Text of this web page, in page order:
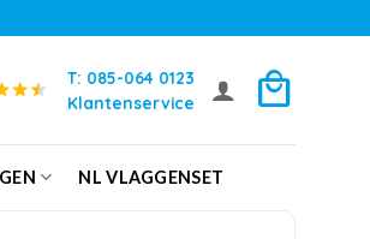
T: 085-064 0123
Klantenservice
NL VLAGGENSET